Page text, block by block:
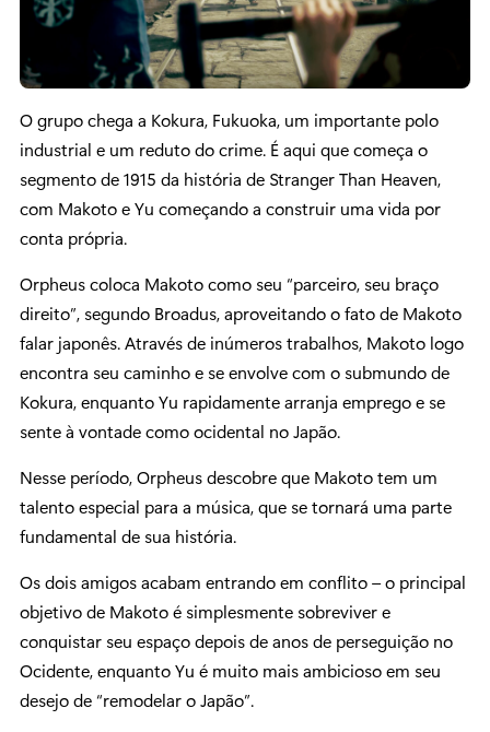
O grupo chega a Kokura, Fukuoka, um importante polo
industrial e um reduto do crime. É aqui que começa o
segmento de 1915 da história de Stranger Than Heaven,
com Makoto e Yu começando a construir uma vida por
conta própria.
Orpheus coloca Makoto como seu “parceiro, seu braço
direito”, segundo Broadus, aproveitando o fato de Makoto
falar japonês. Através de inúmeros trabalhos, Makoto logo
encontra seu caminho e se envolve com o submundo de
Kokura, enquanto Yu rapidamente arranja emprego e se
sente à vontade como ocidental no Japão.
Nesse período, Orpheus descobre que Makoto tem um
talento especial para a música, que se tornará uma parte
fundamental de sua história.
Os dois amigos acabam entrando em conflito – o principal
objetivo de Makoto é simplesmente sobreviver e
conquistar seu espaço depois de anos de perseguição no
Ocidente, enquanto Yu é muito mais ambicioso em seu
desejo de “remodelar o Japão”.